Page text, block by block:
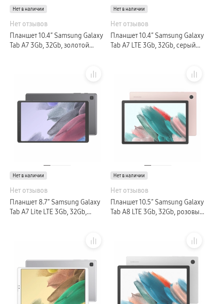
Нет в наличии
Нет отзывов
Планшет 10.4″ Samsung Galaxy
Tab A7 3Gb, 32Gb, золотой
Нет в наличии
Нет отзывов
Планшет 10.4″ Samsung Galaxy
Tab A7 LTE 3Gb, 32Gb, серый
Нет в наличии
Нет отзывов
Планшет 8.7″ Samsung Galaxy
Tab A7 Lite LTE 3Gb, 32Gb,
Нет в наличии
Нет отзывов
Планшет 10.5″ Samsung Galaxy
Tab A8 LTE 3Gb, 32Gb, розовый